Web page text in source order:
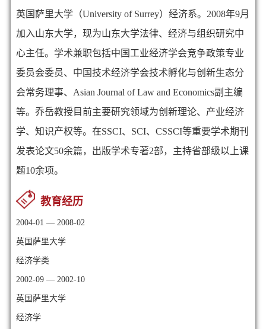
英国萨里大学（University of Surrey）经济系。 2008年9月
加入山东大学，现为山东大学法律、经济与组织研究中
心主任。 学术兼职包括中国工业经济学会竞争政策专业
委员会委员、中国技术经济学会技术孵化与创新生态分
会常务理事、 Asian Journal of Law and Economics副主编
等。乔岳教授目前主要研究领域为创新理论、产业经济
学、知识产权等。在SSCI、 SCI、 CSSCI等重要学术期刊
发表论文50余篇，出版学术专著2部，主持省部级以上课
题10余项。
教育经历
2004-01 — 2008-02
英国萨里大学
经济学类
2002-09 — 2002-10
英国萨里大学
经济学